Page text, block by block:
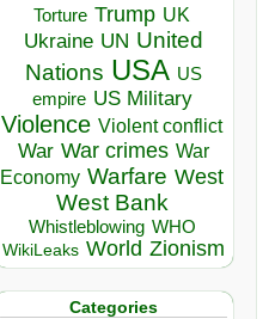
Torture Trump UK
Ukraine UN United
Nations USA US
empire US Military
Violence Violent conflict
War War crimes War
Economy Warfare West
West Bank
Whistleblowing WHO
WikiLeaks World Zionism
Categories